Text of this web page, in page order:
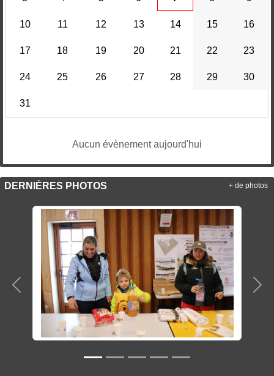
10 11 12 13 14 15 16
17 18 19 20 21 22 23
24 25 26 27 28 29 30
31
Aucun évènement aujourd'hui
DERNIÈRES PHOTOS
Précedent
+ de photos